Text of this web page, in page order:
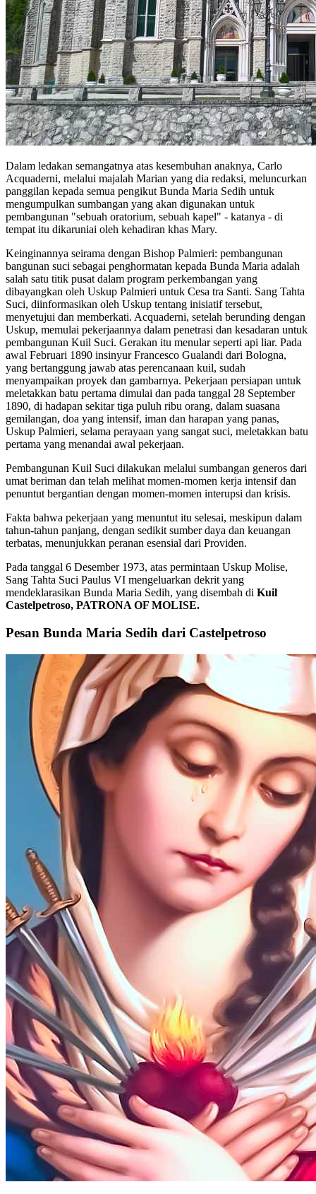
Dalam ledakan semangatnya atas kesembuhan anaknya, Carlo
Acquaderni, melalui majalah Marian yang dia redaksi, meluncurkan
panggilan kepada semua pengikut Bunda Maria Sedih untuk
mengumpulkan sumbangan yang akan digunakan untuk
pembangunan "sebuah oratorium, sebuah kapel" - katanya - di
tempat itu dikaruniai oleh kehadiran khas Mary.
Keinginannya seirama dengan Bishop Palmieri: pembangunan
bangunan suci sebagai penghormatan kepada Bunda Maria adalah
salah satu titik pusat dalam program perkembangan yang
dibayangkan oleh Uskup Palmieri untuk Cesa tra Santi. Sang Tahta
Suci, diinformasikan oleh Uskup tentang inisiatif tersebut,
menyetujui dan memberkati. Acquaderni, setelah berunding dengan
Uskup, memulai pekerjaannya dalam penetrasi dan kesadaran untuk
pembangunan Kuil Suci. Gerakan itu menular seperti api liar. Pada
awal Februari 1890 insinyur Francesco Gualandi dari Bologna,
yang bertanggung jawab atas perencanaan kuil, sudah
menyampaikan proyek dan gambarnya. Pekerjaan persiapan untuk
meletakkan batu pertama dimulai dan pada tanggal 28 September
1890, di hadapan sekitar tiga puluh ribu orang, dalam suasana
gemilangan, doa yang intensif, iman dan harapan yang panas,
Uskup Palmieri, selama perayaan yang sangat suci, meletakkan batu
pertama yang menandai awal pekerjaan.
Pembangunan Kuil Suci dilakukan melalui sumbangan generos dari
umat beriman dan telah melihat momen-momen kerja intensif dan
penuntut bergantian dengan momen-momen interupsi dan krisis.
Fakta bahwa pekerjaan yang menuntut itu selesai, meskipun dalam
tahun-tahun panjang, dengan sedikit sumber daya dan keuangan
terbatas, menunjukkan peranan esensial dari Providen.
Pada tanggal 6 Desember 1973, atas permintaan Uskup Molise,
Sang Tahta Suci Paulus VI mengeluarkan dekrit yang
mendeklarasikan Bunda Maria Sedih, yang disembah di Kuil
Castelpetroso, PATRONA OF MOLISE.
Pesan Bunda Maria Sedih dari Castelpetroso